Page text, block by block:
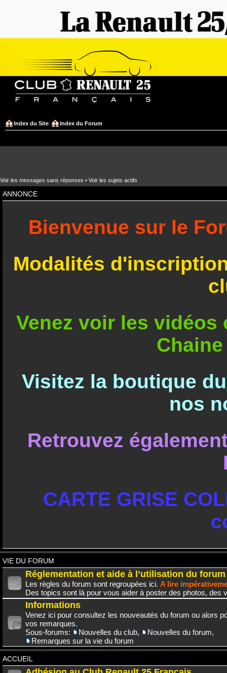
Index du Site Index du Forum
Voir les messages sans réponses • Voir les sujets actifs
ANNONCE
Bienvenue sur le
Modalités
Venez voir les
Visitez la boutique
nos
Retrouvez
CARTE GRISE
VIE DU FORUM
Réglementation et aide à l’utilisation du forum
Les règles du forum sont regroupées ici. A lire
Des topics sont là pour vous aider à poster des photos, des
Informations
Venez ici pour consultez les nouveautés du forum ou alors
vos remarques.
Sous-forums:
Nouvelles du club, Nouvelles du forum,
Remarques sur la vie du forum
ACCUEIL